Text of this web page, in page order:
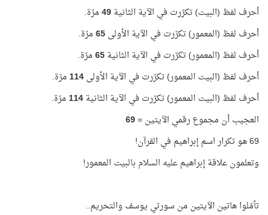
أحرف لفظ (البيت) تكرّرت في الآية الثانية49مرّة.
أحرف لفظ (المعمور) تكرّرت في الآية الأولى65مرّة.
أحرف لفظ (المعمور) تكرّرت في الآية الثانية65مرّة.
أحرف لفظ (البيت المعمور) تكرّرت في الآية الأولى114مرّة.
أحرف لفظ (البيت المعمور) تكرّرت في الآية الثانية114مرّة.
العجيب أن مجموع رقمي الآيتين =69
69 هو تكرار اسم إبراهيم في القرآن!
وتعلمون علاقة إبراهيم عليه السلام بالبيت المعمور!
تأمّلوا هاتين الآيتين من سورتي يوسف والتحريم..